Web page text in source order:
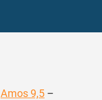
Amos 9,5 –